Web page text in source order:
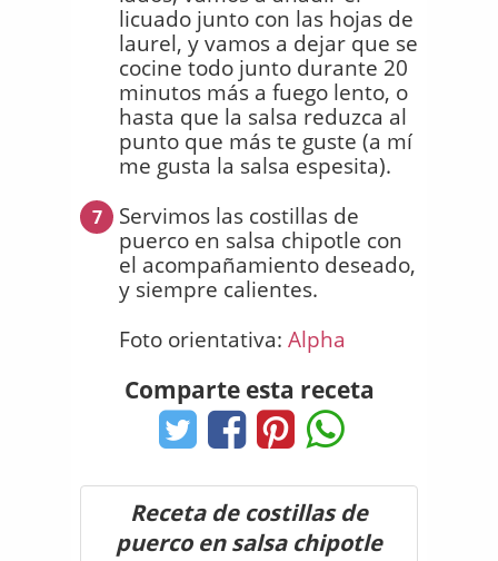
licuado junto con las hojas de
laurel, y vamos a dejar que se
cocine todo junto durante 20
minutos más a fuego lento, o
hasta que la salsa reduzca al
punto que más te guste (a mí
me gusta la salsa espesita).
7
Servimos las costillas de
puerco en salsa chipotle con
el acompañamiento deseado,
y siempre calientes.
Foto orientativa: Alpha
Comparte esta receta
Receta de costillas de
puerco en salsa chipotle